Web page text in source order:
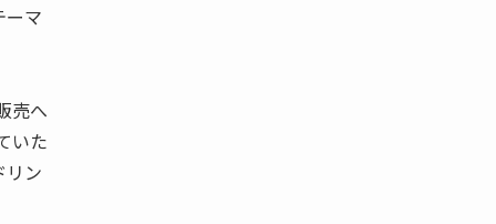
マ
売へ
いた
リン